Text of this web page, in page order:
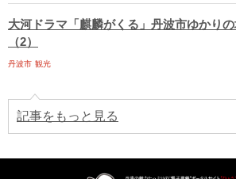
大河ドラマ「麒麟がくる」丹波市ゆかり
（2）
丹波市 観光
記事をもっと見る